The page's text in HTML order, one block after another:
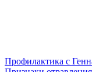
Профилактика с